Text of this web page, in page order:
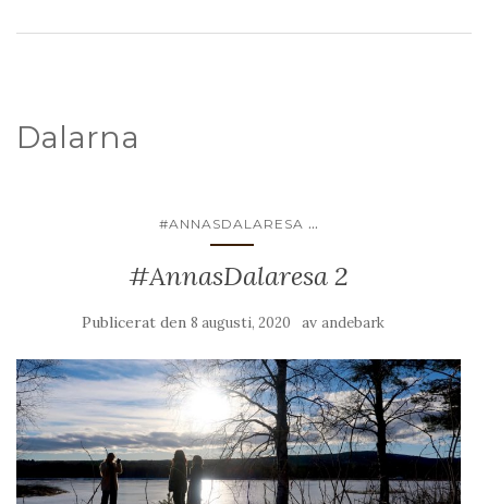
Dalarna
#ANNASDALARESA ...
#AnnasDalaresa 2
Publicerat den 8 augusti, 2020 av andebark